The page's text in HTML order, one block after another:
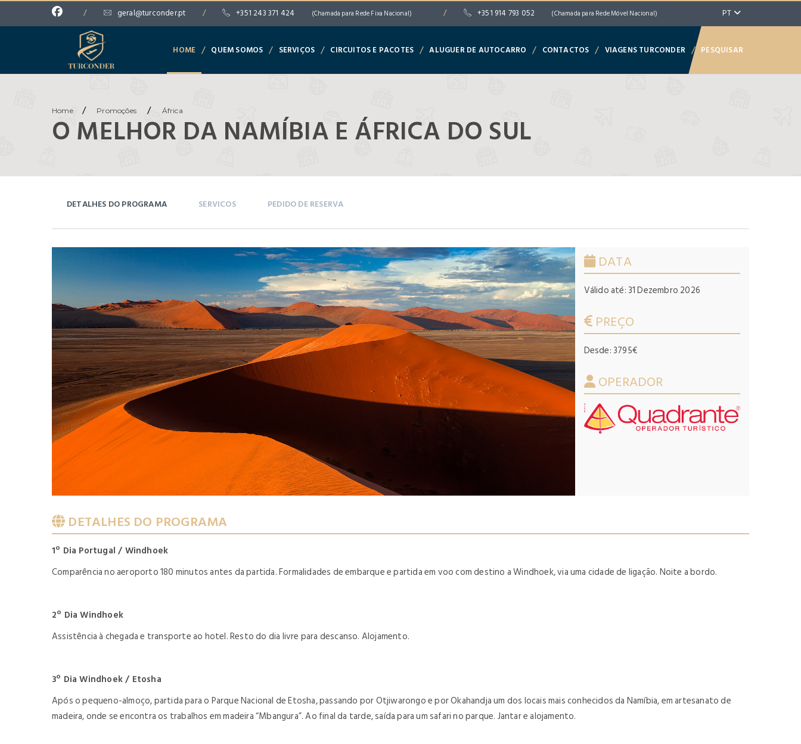
/ geral@turconder.pt / +351 243 371 424 (Chamada para Rede Fixa Nacional) / +351 914 793 052 (Chamada para Rede Móvel Nacional) PT
HOME / QUEM SOMOS / SERVIÇOS / CIRCUITOS E PACOTES / ALUGUER DE AUTOCARRO / CONTACTOS / VIAGENS TURCONDER / PESQUISAR
Home / Promoções / África
O MELHOR DA NAMÍBIA E ÁFRICA DO SUL
DETALHES DO PROGRAMA SERVICOS PEDIDO DE RESERVA
DATA
Válido até: 31 Dezembro 2026
PREÇO
Desde: 3795€
OPERADOR
DETALHES DO PROGRAMA
1º Dia Portugal / Windhoek
Comparência no aeroporto 180 minutos antes da partida. Formalidades de embarque e partida em voo com destino a Windhoek, via uma cidade de ligação. Noite a bordo.
2º Dia Windhoek
Assistência à chegada e transporte ao hotel. Resto do dia livre para descanso. Alojamento.
3º Dia Windhoek / Etosha
Após o pequeno-almoço, partida para o Parque Nacional de Etosha, passando por Otjiwarongo e por Okahandja um dos locais mais conhecidos da Namíbia, em artesanato de
madeira, onde se encontra os trabalhos em madeira “Mbangura”. Ao final da tarde, saída para um safari no parque. Jantar e alojamento.